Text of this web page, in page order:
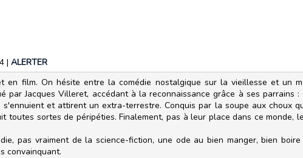
| ALERTER
en film. On hésite entre la comédie nostalgique sur la vieillesse et un
par Jacques Villeret, accédant à la reconnaissance grâce à ses parrains
s'ennuient et attirent un extra-terrestre. Conquis par la soupe aux choux
toutes sortes de péripéties. Finalement, pas à leur place dans ce monde,
pas vraiment de la science-fiction, une ode au bien manger, bien
convainquant.